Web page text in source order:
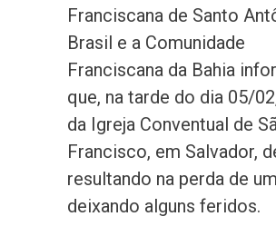
Franciscana de Santo
Brasil e a Comunidade
Franciscana da Bahia
que, na tarde do dia 05/
da Igreja Conventual de
Francisco, em Salvador,
resultando na perda de
deixando alguns feridos.